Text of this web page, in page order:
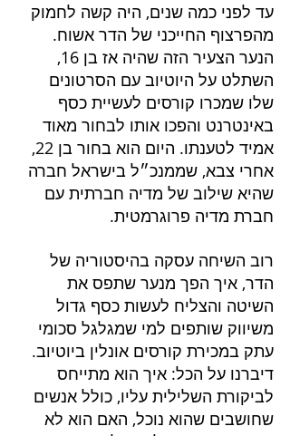
עד לפני כמה שנים, היה קשה לחמוק
מהפרצוף החייכני של הדר אשוח.
הנער הצעיר הזה שהיה אז בן 16,
השתלט על היוטיוב עם הסרטונים
שלו שמכרו קורסים לעשיית כסף
באינטרנט והפכו אותו לבחור מאוד
אמיד לטענתו. היום הוא בחור בן 22,
אחרי צבא, שממנכ״ל בישראל חברה
שהיא שילוב של מדיה חברתית עם
חברת מדיה פרוגרמטית.
רוב השיחה עסקה בהיסטוריה של
הדר, איך הפך מנער שתפס את
השיטה והצליח לעשות כסף גדול
משיווק שותפים למי שמגלגל סכומי
עתק במכירת קורסים אונלין ביוטיוב.
דיברנו על הכל: איך הוא מתייחס
לביקורת השלילית עליו, כולל אנשים
שחושבים שהוא נוכל, האם הוא לא